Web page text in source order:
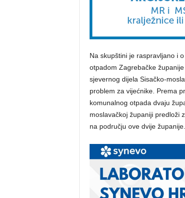
Na skupštini je raspravljano i
otpadom Zagrebačke
sjevernog dijela Sisačko-
problem za vijećnike. Prema
komunalnog otpada dvaju
moslavačkoj županiji predloži
na području ove dvije županije.